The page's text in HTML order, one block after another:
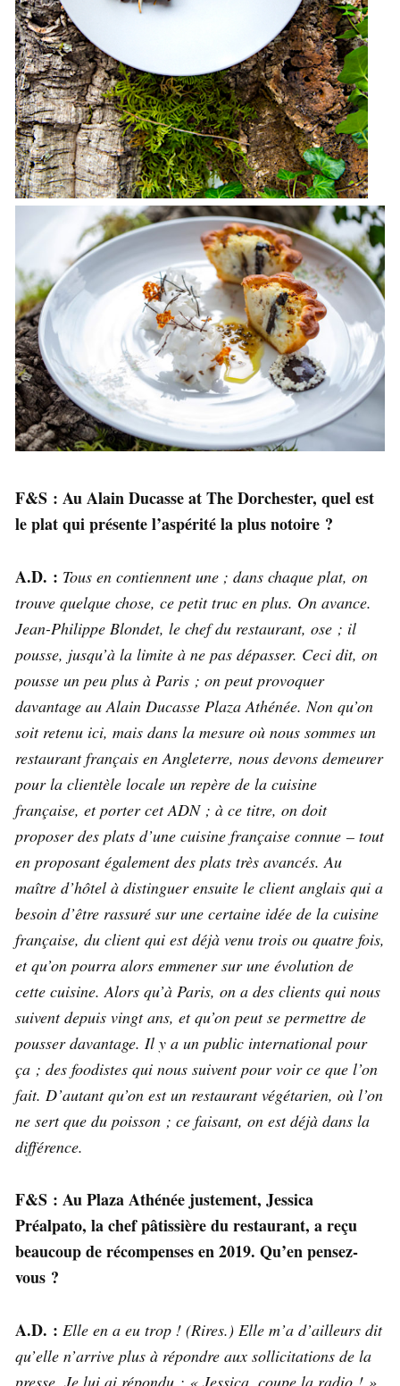
F&S : Au Alain Ducasse at The Dorchester, quel est
le plat qui présente l’aspérité la plus notoire ?
A.D. : Tous en contiennent une ; dans chaque plat, on
trouve quelque chose, ce petit truc en plus. On avance.
Jean-Philippe Blondet, le chef du restaurant, ose ; il
pousse, jusqu’à la limite à ne pas dépasser. Ceci dit, on
pousse un peu plus à Paris ; on peut provoquer
davantage au Alain Ducasse Plaza Athénée. Non qu’on
soit retenu ici, mais dans la mesure où nous sommes un
restaurant français en Angleterre, nous devons demeurer
pour la clientèle locale un repère de la cuisine
française, et porter cet ADN ; à ce titre, on doit
proposer des plats d’une cuisine française connue – tout
en proposant également des plats très avancés. Au
maître d’hôtel à distinguer ensuite le client anglais qui a
besoin d’être rassuré sur une certaine idée de la cuisine
française, du client qui est déjà venu trois ou quatre fois,
et qu’on pourra alors emmener sur une évolution de
cette cuisine. Alors qu’à Paris, on a des clients qui nous
suivent depuis vingt ans, et qu’on peut se permettre de
pousser davantage. Il y a un public international pour
ça ; des foodistes qui nous suivent pour voir ce que l’on
fait. D’autant qu’on est un restaurant végétarien, où l’on
ne sert que du poisson ; ce faisant, on est déjà dans la
différence.
F&S : Au Plaza Athénée justement, Jessica
Préalpato, la chef pâtissière du restaurant, a reçu
beaucoup de récompenses en 2019. Qu’en pensez-
vous ?
A.D. : Elle en a eu trop ! (Rires.) Elle m’a d’ailleurs dit
qu’elle n’arrive plus à répondre aux sollicitations de la